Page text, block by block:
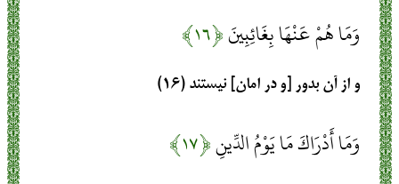
وَمَا هُمْ عَنْهَا بِغَائِبِينَ﴿۱۶﴾
و از آن بدور [و در امان‏] نيستند (۱۶)
وَمَا أَدْرَاكَ مَا يَوْمُ الدِّينِ﴿۱۷﴾